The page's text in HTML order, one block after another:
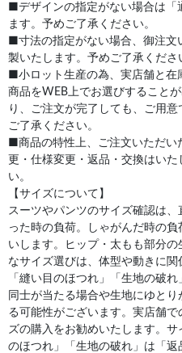
■デザインの指定がない場合は
ます。予めご了承ください。
■寸法の指定がない場合、御注
製いたします。予めご了承くださ
■小ロット生産の為、実店舗と
商品をWEB上でお選びすること
り、ご注文が完了しても、ご用
ご了承ください。
■商品の特性上、ご注文いただ
更・仕様変更・返品・交換はい
い。
【サイズについて】
スーツやパンツのサイズ確認は
った時の負荷。しゃがんだ時の
いします。ヒップ・太もも部分
なサイズ選びは、体型や動きに関
「縫い目のほつれ」「生地の破
同士が当たる場合や生地にゆと
る可能性がございます。実店舗
ズの購入をお勧めいたします。
のほつれ」「生地の破れ」は「